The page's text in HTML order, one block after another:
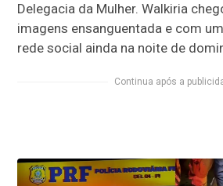
Delegacia da Mulher. Walkiria
imagens ensanguentada e com
rede social ainda na noite de
Continua após a